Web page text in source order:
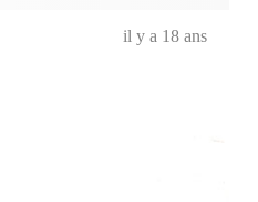
il y a 18 ans